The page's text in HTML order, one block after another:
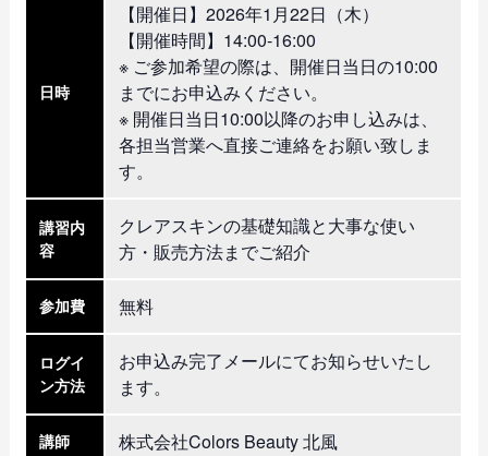
日時
【開催日】2026年1月22日（木）
【開催時間】14:00-16:00
※ ご参加希望の際は、開催日当日の10:00
までにお申込みください。
※ 開催日当日10:00以降のお申し込みは、
各担当営業へ直接ご連絡をお願い致しま
す。
講習内
容
クレアスキンの基礎知識と大事な使い
方・販売方法までご紹介
参加費 無料
ログイ
ン方法
お申込み完了メールにてお知らせいたし
ます。
講師 株式会社Colors Beauty 北風